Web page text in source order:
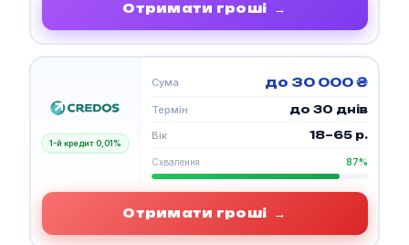
Отримати гроші →
1-й кредит 0,01%
Сума до 30 000 ₴
Термін до 30 днів
Вік 18–65 р.
Схвалення 87%
Отримати гроші →